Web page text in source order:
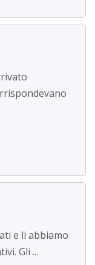
e li abbiamo
Gli ...